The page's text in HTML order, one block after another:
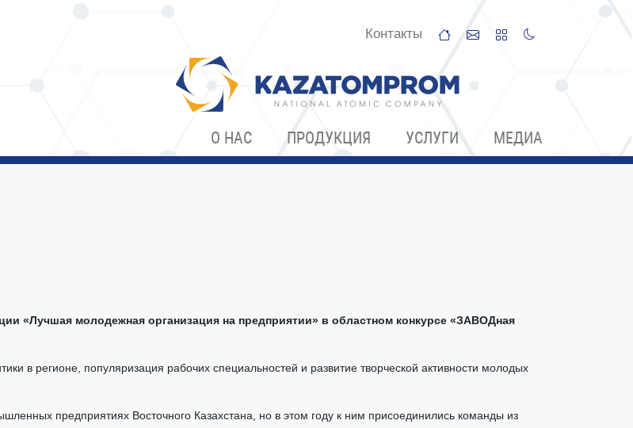
Контакты
О НАС ПРОДУКЦИЯ УСЛУГИ МЕДИА
«Лучшая молодежная организация на предприятии» в областном конкурсе «ЗАВОДная
в регионе, популяризация рабочих специальностей и развитие творческой активности молодых
предприятиях Восточного Казахстана, но в этом году к ним присоединились команды из